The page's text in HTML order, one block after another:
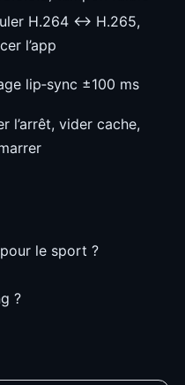
H.264 ↔ H.265,
l’app
lip‑sync ±100 ms
l’arrêt, vider cache,
le sport ?
?